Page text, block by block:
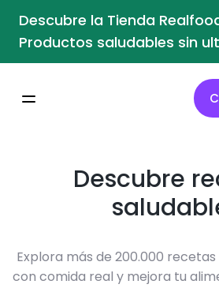
Descubre la Tienda
Productos saludables sin
Descubre
Explora más de 200.000
con comida real y mejora tu